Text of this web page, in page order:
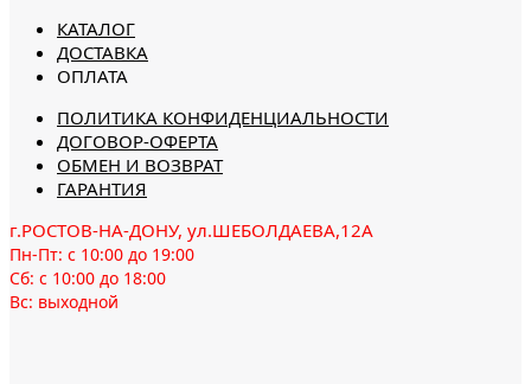
КАТАЛОГ
ДОСТАВКА
ОПЛАТА
ПОЛИТИКА КОНФИДЕНЦИАЛЬНОСТИ
ДОГОВОР-ОФЕРТА
ОБМЕН И ВОЗВРАТ
ГАРАНТИЯ
г.РОСТОВ-НА-ДОНУ, ул.ШЕБОЛДАЕВА,12А
Пн-Пт: с 10:00 до 19:00
Сб: с 10:00 до 18:00
Вс: выходной